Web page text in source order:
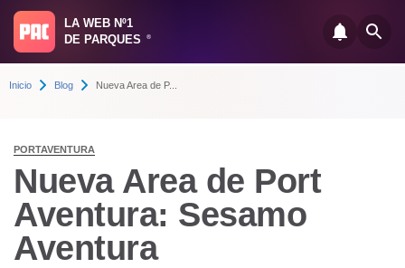
LA WEB Nº1
DE PARQUES
®
Inicio Blog Nueva Area de P...
PORTAVENTURA
Nueva Area de Port
Aventura: Sesamo
Aventura